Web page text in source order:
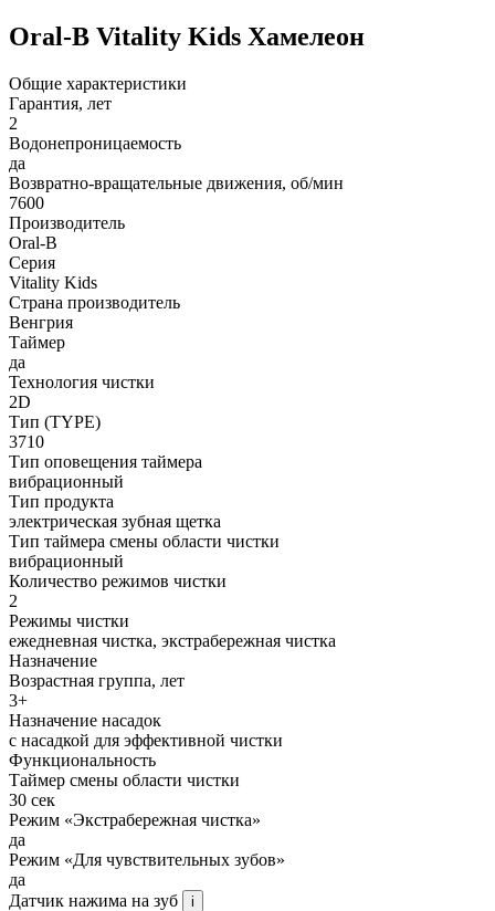
Oral-B Vitality Kids Хамелеон
Общие характеристики
Гарантия, лет
2
Водонепроницаемость
да
Возвратно-вращательные движения, об/мин
7600
Производитель
Oral-B
Серия
Vitality Kids
Страна производитель
Венгрия
Таймер
да
Технология чистки
2D
Тип (TYPE)
3710
Тип оповещения таймера
вибрационный
Тип продукта
электрическая зубная щетка
Тип таймера смены области чистки
вибрационный
Количество режимов чистки
2
Режимы чистки
ежедневная чистка, экстрабережная чистка
Назначение
Возрастная группа, лет
3+
Назначение насадок
с насадкой для эффективной чистки
Функциональность
Таймер смены области чистки
30 сек
Режим «Экстрабережная чистка»
да
Режим «Для чувствительных зубов»
да
Датчик нажима на зуб
i